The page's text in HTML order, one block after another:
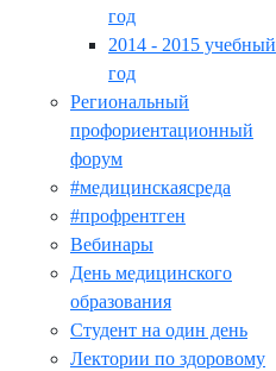
год
2014 - 2015 учебный
год
Региональный
профориентационный
форум
#медицинскаясреда
#профрентген
Вебинары
День медицинского
образования
Студент на один день
Лектории по здоровому